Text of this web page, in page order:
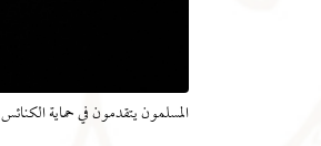
المسلمون يتقدمون في حماية